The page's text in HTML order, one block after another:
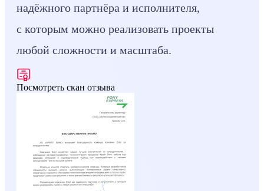
надёжного партнёра и исполнителя,
с которым можно реализовать проекты
любой сложности и масштаба.
Посмотреть скан отзыва